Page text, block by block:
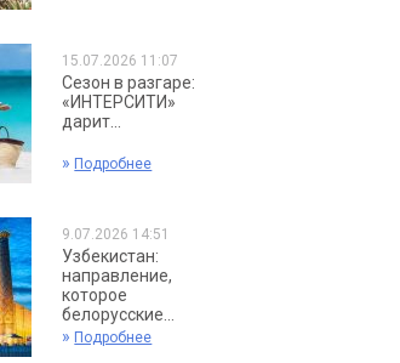
15.07.2026 11:07
Сезон в разгаре:
«ИНТЕРСИТИ»
дарит...
» Подробнее
9.07.2026 14:51
Узбекистан:
направление,
которое
белорусские...
» Подробнее